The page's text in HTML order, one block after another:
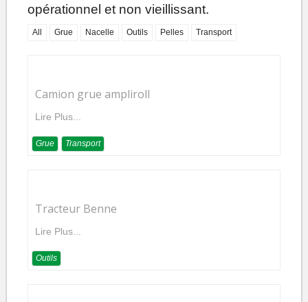
opérationnel et non vieillissant.
All Grue Nacelle Outils Pelles Transport
Camion grue ampliroll
Lire Plus...
Grue Transport
Tracteur Benne
Lire Plus...
Outils